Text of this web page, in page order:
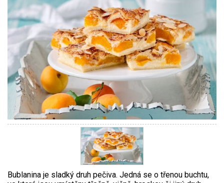
Bublanina je sladký druh pečiva. Jedná se o třenou buchtu,